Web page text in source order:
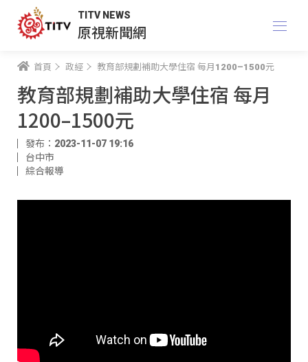
TITV NEWS
原視新聞網
首頁 政經 教育部規劃補助大學住宿 每月1200–1500元
教育部規劃補助大學住宿 每月
1200–1500元
發布：2023-11-07 19:16
台中市
綜合報導